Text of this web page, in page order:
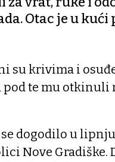
Otac je u
su krivima i
te mu otkinuli
dogodilo u
Nove